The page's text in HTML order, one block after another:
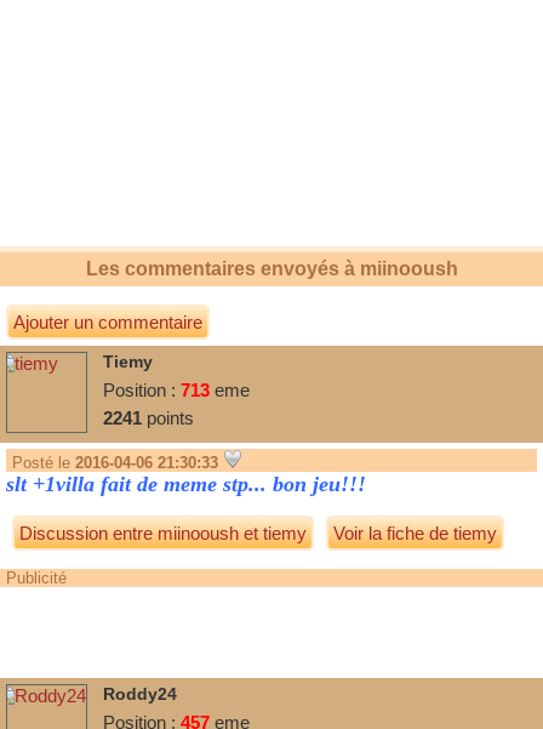
Les commentaires envoyés à miinooush
Ajouter un commentaire
Tiemy
Position : 713 eme
2241 points
Posté le 2016-04-06 21:30:33
slt +1villa fait de meme stp... bon jeu!!!
Discussion entremiinooushettiemy Voir la fiche de tiemy
Publicité
Roddy24
Position : 457 eme